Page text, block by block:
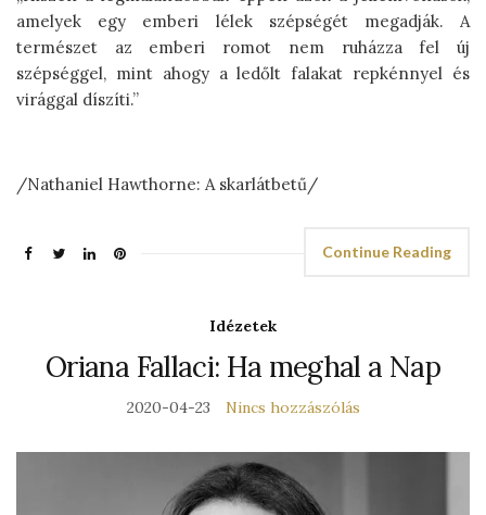
amelyek egy emberi lélek szépségét megadják. A
természet az emberi romot nem ruházza fel új
szépséggel, mint ahogy a ledőlt falakat repkénnyel és
virággal díszíti.”
/Nathaniel Hawthorne: A skarlátbetű/
Continue Reading
Idézetek
Oriana Fallaci: Ha meghal a Nap
2020-04-23 Nincs hozzászólás